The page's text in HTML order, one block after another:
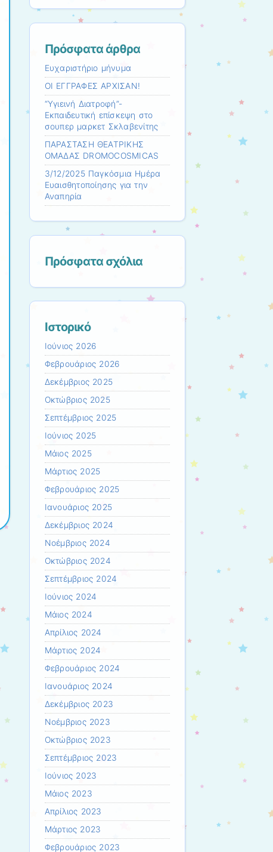
Πρόσφατα άρθρα
Ευχαριστήριο μήνυμα
ΟΙ ΕΓΓΡΑΦΕΣ ΑΡΧΙΣΑΝ!
“Υγιεινή Διατροφή”-
Εκπαιδευτική επίσκεψη στο
σουπερ μαρκετ Σκλαβενίτης
ΠΑΡΑΣΤΑΣΗ ΘΕΑΤΡΙΚΗΣ
ΟΜΑΔΑΣ DROMOCOSMICAS
3/12/2025 Παγκόσμια Ημέρα
Ευαισθητοποίησης για την
Αναπηρία
Πρόσφατα σχόλια
Ιστορικό
Ιούνιος 2026
Φεβρουάριος 2026
Δεκέμβριος 2025
Οκτώβριος 2025
Σεπτέμβριος 2025
Ιούνιος 2025
Μάιος 2025
Μάρτιος 2025
Φεβρουάριος 2025
Ιανουάριος 2025
Δεκέμβριος 2024
Νοέμβριος 2024
Οκτώβριος 2024
Σεπτέμβριος 2024
Ιούνιος 2024
Μάιος 2024
Απρίλιος 2024
Μάρτιος 2024
Φεβρουάριος 2024
Ιανουάριος 2024
Δεκέμβριος 2023
Νοέμβριος 2023
Οκτώβριος 2023
Σεπτέμβριος 2023
Ιούνιος 2023
Μάιος 2023
Απρίλιος 2023
Μάρτιος 2023
Φεβρουάριος 2023